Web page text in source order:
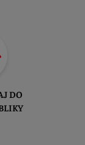
DO